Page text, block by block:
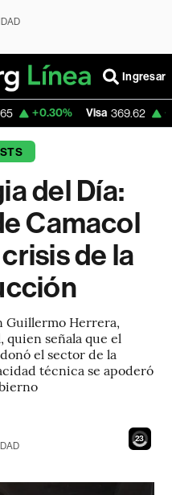
Ingresar
Visa 369.62 +1.08%
del Día:
Camacol
de la
Guillermo Herrera,
quien señala que el
el sector de la
técnica se apoderó
21